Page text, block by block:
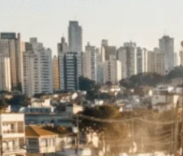
<